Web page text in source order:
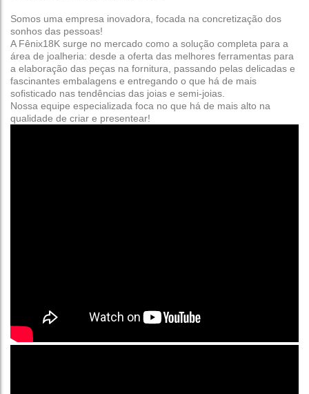
Somos uma empresa inovadora, focada na concretização dos
sonhos das pessoas!
A Fênix18K surge no mercado como a solução completa para a
área de joalheria: desde a oferta das melhores ferramentas para
a elaboração das peças na fornitura, passando pelas delicadas e
fascinantes embalagens e entregando o que há de mais
sofisticado nas tendências das joias e semi-joias.
Nossa equipe especializada foca no que há de mais alto na
qualidade de criar e presentear!